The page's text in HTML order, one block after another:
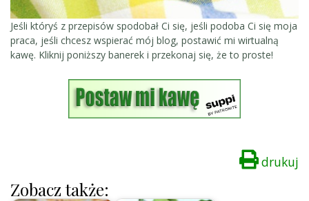
Jeśli któryś z przepisów spodobał Ci się, jeśli podoba Ci się moja
praca, jeśli chcesz wspierać mój blog, postawić mi wirtualną
kawę. Kliknij poniższy banerek i przekonaj się, że to proste!
drukuj
Zobacz także: